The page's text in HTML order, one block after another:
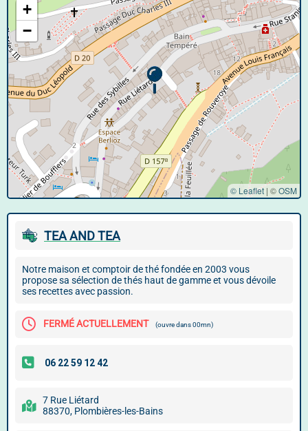
+
−
© Leaflet | ©OSM
TEA AND TEA
Notre maison et comptoir de thé fondée en 2003 vous
propose sa sélection de thés haut de gamme et vous dévoile
ses recettes avec passion.
FERMÉ ACTUELLEMENT (ouvre dans 00mn)
7 Rue Liétard
88370, Plombières-les-Bains